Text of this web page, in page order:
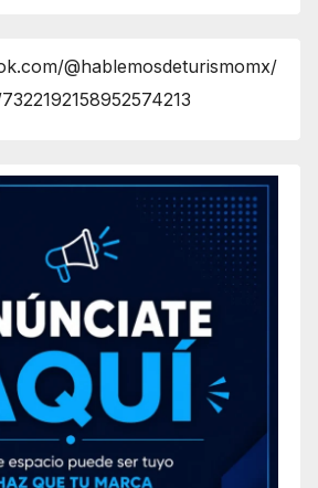
@hablemosdeturismomx/